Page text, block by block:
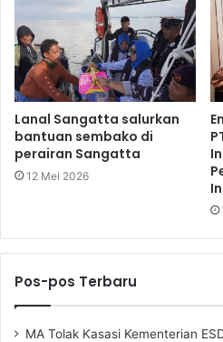
Lanal Sangatta salurkan
bantuan sembako di
perairan Sangatta
12 Mei 2026
Pos-pos Terbaru
MA Tolak Kasasi Kementerian